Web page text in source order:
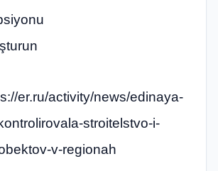
er.ru/activity/news/edinaya-
stroitelstvo-i-
v-regionah